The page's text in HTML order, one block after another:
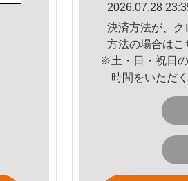
2026.07.28
決済方法が、ク
方法の場合はこ
※土・日・祝日
時間をいただ